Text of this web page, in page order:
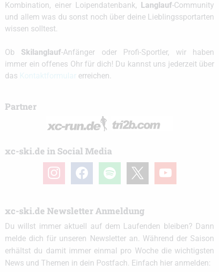
Kombination, einer Loipendatenbank,
Langlauf-Community
und allem was du sonst noch über deine Lieblingssportarten
wissen solltest.
Ob Skilanglauf-Anfänger oder Profi-Sportler, wir haben
immer ein offenes Ohr für dich! Du kannst uns jederzeit über
das
erreichen.
Partner
xc-ski.de in Social Media
instagramfacebook spotify youtube
xc-ski.de Newsletter Anmeldung
Du willst immer aktuell auf dem Laufenden bleiben? Dann
melde dich für unseren Newsletter an. Während der Saison
erhältst du damit immer einmal pro Woche die wichtigsten
News und Themen in dein Postfach. Einfach hier anmelden: